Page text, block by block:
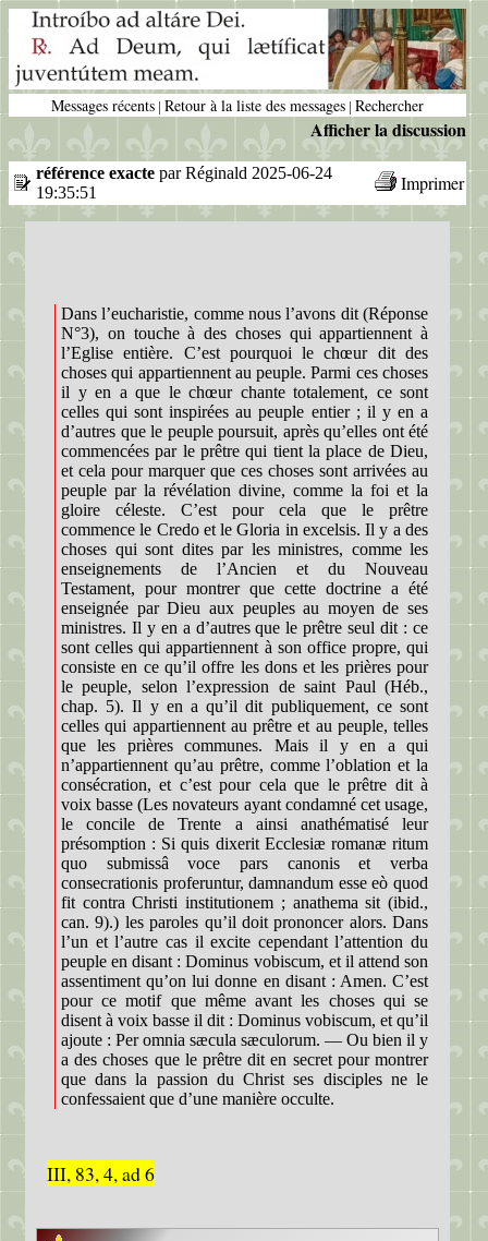
Messages récents | Retour à la liste des messages | Rechercher
Afficher la discussion
référence exacte par Réginald 2025-06-24
19:35:51
Imprimer
Dans l’eucharistie, comme nous l’avons dit (Réponse
N°3), on touche à des choses qui appartiennent à
l’Eglise entière. C’est pourquoi le chœur dit des
choses qui appartiennent au peuple. Parmi ces choses
il y en a que le chœur chante totalement, ce sont
celles qui sont inspirées au peuple entier ; il y en a
d’autres que le peuple poursuit, après qu’elles ont été
commencées par le prêtre qui tient la place de Dieu,
et cela pour marquer que ces choses sont arrivées au
peuple par la révélation divine, comme la foi et la
gloire céleste. C’est pour cela que le prêtre
commence le Credo et le Gloria in excelsis. Il y a des
choses qui sont dites par les ministres, comme les
enseignements de l’Ancien et du Nouveau
Testament, pour montrer que cette doctrine a été
enseignée par Dieu aux peuples au moyen de ses
ministres. Il y en a d’autres que le prêtre seul dit : ce
sont celles qui appartiennent à son office propre, qui
consiste en ce qu’il offre les dons et les prières pour
le peuple, selon l’expression de saint Paul (Héb.,
chap. 5). Il y en a qu’il dit publiquement, ce sont
celles qui appartiennent au prêtre et au peuple, telles
que les prières communes. Mais il y en a qui
n’appartiennent qu’au prêtre, comme l’oblation et la
consécration, et c’est pour cela que le prêtre dit à
voix basse (Les novateurs ayant condamné cet usage,
le concile de Trente a ainsi anathématisé leur
présomption : Si quis dixerit Ecclesiæ romanæ ritum
quo submissâ voce pars canonis et verba
consecrationis proferuntur, damnandum esse eò quod
fit contra Christi institutionem ; anathema sit (ibid.,
can. 9).) les paroles qu’il doit prononcer alors. Dans
l’un et l’autre cas il excite cependant l’attention du
peuple en disant : Dominus vobiscum, et il attend son
assentiment qu’on lui donne en disant : Amen. C’est
pour ce motif que même avant les choses qui se
disent à voix basse il dit : Dominus vobiscum, et qu’il
ajoute : Per omnia sæcula sæculorum. — Ou bien il y
a des choses que le prêtre dit en secret pour montrer
que dans la passion du Christ ses disciples ne le
confessaient que d’une manière occulte.
III, 83, 4, ad 6